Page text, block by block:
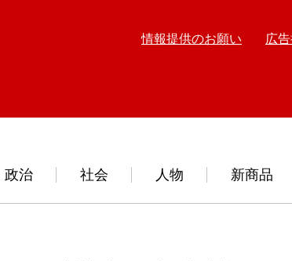
情報提供のお願い 広
政治 社会 人物 新商品